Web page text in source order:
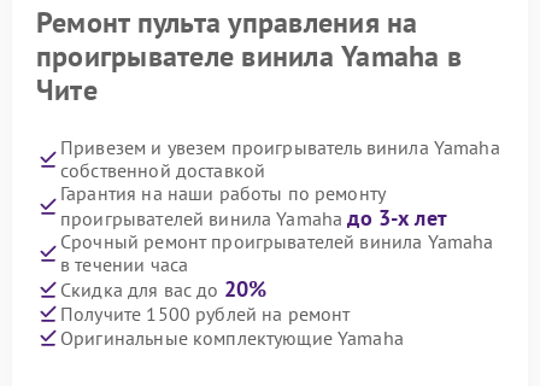
Ремонт пульта управления на
проигрывателе винила Yamaha в
Чите
Привезем и увезем проигрыватель винила Yamaha
собственной доставкой
Гарантия на наши работы по ремонту
проигрывателей винила Yamahaдо 3-х лет
Срочный ремонт проигрывателей винила Yamaha
в течении часа
Скидка для вас до 20%
Получите 1500 рублей на ремонт
Оригинальные комплектующие Yamaha